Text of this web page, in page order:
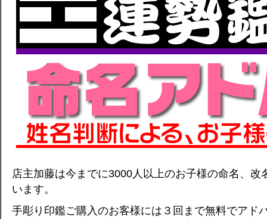
店主加藤は今までに3000人以上のお子様の命名、
います。
手彫り印鑑ご購入のお客様には３回まで無料でアド